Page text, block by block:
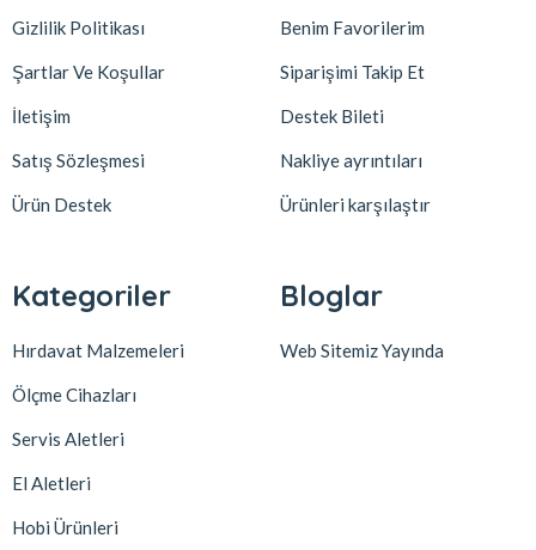
Gizlilik Politikası
Şartlar Ve Koşullar
İletişim
Satış Sözleşmesi
Ürün Destek
Benim Favorilerim
Siparişimi Takip Et
Destek Bileti
Nakliye ayrıntıları
Ürünleri karşılaştır
Kategoriler
Hırdavat Malzemeleri
Ölçme Cihazları
Servis Aletleri
El Aletleri
Hobi Ürünleri
Bloglar
Web Sitemiz Yayında